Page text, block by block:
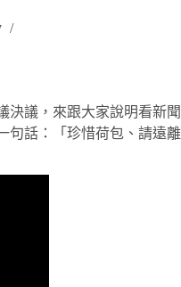
決議，來跟大家說明看新聞
句話：「珍惜荷包、請遠離